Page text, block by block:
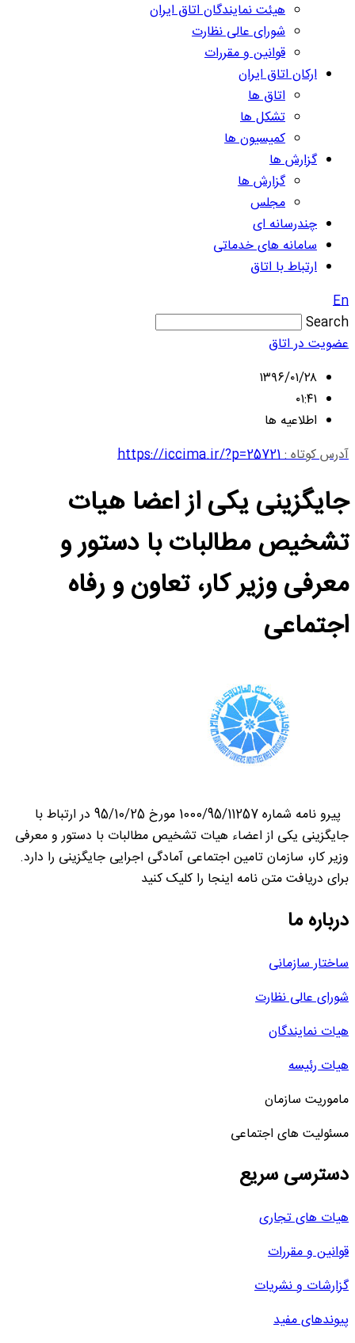
هیئت نمایندگان اتاق ایران
شورای عالی نظارت
قوانین و مقررات
ارکان اتاق ایران
اتاق ها
تشکل ها
کمیسیون ها
گزارش ها
گزارش ها
مجلس
چندرسانه ای
سامانه های خدماتی
ارتباط با اتاق
En
Search
عضویت در اتاق
۱۳۹۶/۰۱/۲۸
۰۱:۴۱
اطلاعیه ها
آدرس کوتاه :https://iccima.ir/?p=25721
جایگزینی یکی از اعضا هیات
تشخیص مطالبات با دستور و
معرفی وزیر کار، تعاون و رفاه
اجتماعی
پیرو نامه شماره 1000/95/11257 مورخ 95/10/25 در ارتباط با
جایگزینی یکی از اعضاء هیات تشخیص مطالبات با دستور و معرفی
وزیر کار، سازمان تامین اجتماعی آمادگی اجرایی جایگزینی را دارد.
برای دریافت متن نامه اینجا را کلیک کنید
درباره ما
ساختار سازمانی
شورای عالی نظارت
هیات نمایندگان
هیات رئیسه
ماموریت سازمان
مسئولیت های اجتماعی
دسترسی سریع
هیات های تجاری
قوانین و مقررات
گزارشات و نشریات
پیوندهای مفید